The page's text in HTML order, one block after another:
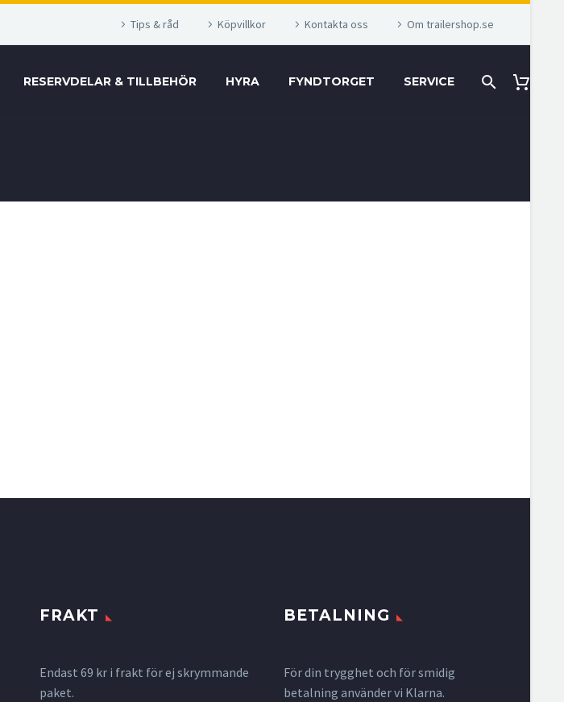
Tips & råd Köpvillkor Kontakta oss Om trailershop.se
RESERVDELAR & TILLBEHÖR HYRA FYNDTORGET SERVICE
FRAKT
Endast 69 kr i frakt för ej skrymmande
paket.
BETALNING
För din trygghet och för smidig
betalning använder vi Klarna.